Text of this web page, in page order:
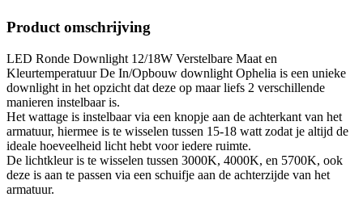
Product omschrijving
LED Ronde Downlight 12/18W Verstelbare Maat en
Kleurtemperatuur De In/Opbouw downlight Ophelia is een unieke
downlight in het opzicht dat deze op maar liefs 2 verschillende
manieren instelbaar is.
Het wattage is instelbaar via een knopje aan de achterkant van het
armatuur, hiermee is te wisselen tussen 15-18 watt zodat je altijd de
ideale hoeveelheid licht hebt voor iedere ruimte.
De lichtkleur is te wisselen tussen 3000K, 4000K, en 5700K, ook
deze is aan te passen via een schuifje aan de achterzijde van het
armatuur.